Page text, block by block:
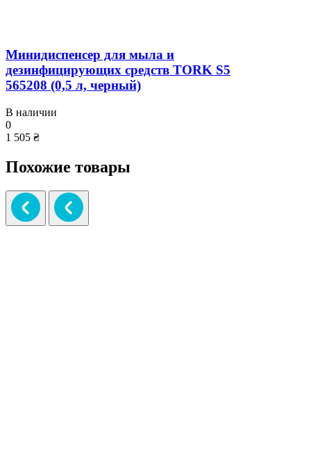
Минидиспенсер для мыла и
дезинфицирующих средств TORK S5
565208 (0,5 л, черный)
В наличии
0
1 505 ₴
Похожие товары